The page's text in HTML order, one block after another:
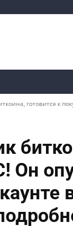
готовится к
Он